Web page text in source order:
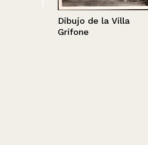
Dibujo de la Villa
Grifone